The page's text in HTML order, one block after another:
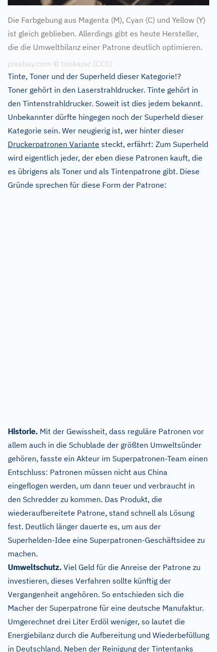
Die Farbgebung aus Magenta (M), Cyan (C) und Yellow (Y)
ist gleich geblieben. Allerdings gibt es heute Hersteller,
die die Umweltbilanz einer Patrone deutlich optimieren.
pixabay.com © tookapic (CC0)
Tinte, Toner und der Superheld dieser Kategorie!?
Toner gehört in den Laserstrahldrucker. Tinte gehört in
den Tintenstrahldrucker. Soweit ist dies jedem bekannt.
Unbekannter dürfte hingegen noch der Superheld dieser
Kategorie sein. Wer neugierig ist, wer hinter dieser
Druckerpatronen Variante steckt, erfährt: Zum Superheld
wird eigentlich jeder, der eben diese Patronen kauft, die
es übrigens als Toner und als Tintenpatrone gibt. Diese
Gründe sprechen für diese Form der Patrone:
Historie. Mit der Gewissheit, dass reguläre Patronen vor
allem auch in die Schublade der größten Umweltsünder
gehören, fasste ein Akteur im Superpatronen-Team einen
Entschluss: Patronen müssen nicht aus China
eingeflogen werden, um dann teuer und verbraucht in
den Schredder zu kommen. Das Produkt, die
wiederaufbereitete Patrone, stand schnell als Lösung
fest. Deutlich länger dauerte es, um aus der
Superhelden-Idee eine Superpatronen-Geschäftsidee zu
machen.
Umweltschutz. Viel Geld für die Anreise der Patrone zu
investieren, dieses Verfahren sollte künftig der
Vergangenheit angehören. So entschieden sich die
Macher der Superpatrone für eine deutsche Manufaktur.
Umgerechnet drei Liter Erdöl weniger, so lautet die
Energiebilanz durch die Aufbereitung und Wiederbefüllung
in Deutschland. Neben der Reinigung der Tintentanks